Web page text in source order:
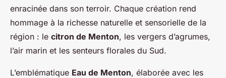
enracinée dans son terroir. Chaque création rend
hommage à la richesse naturelle et sensorielle de la
région : le citron de Menton, les vergers d’agrumes,
l’air marin et les senteurs florales du Sud.
L’emblématique Eau de Menton, élaborée avec les